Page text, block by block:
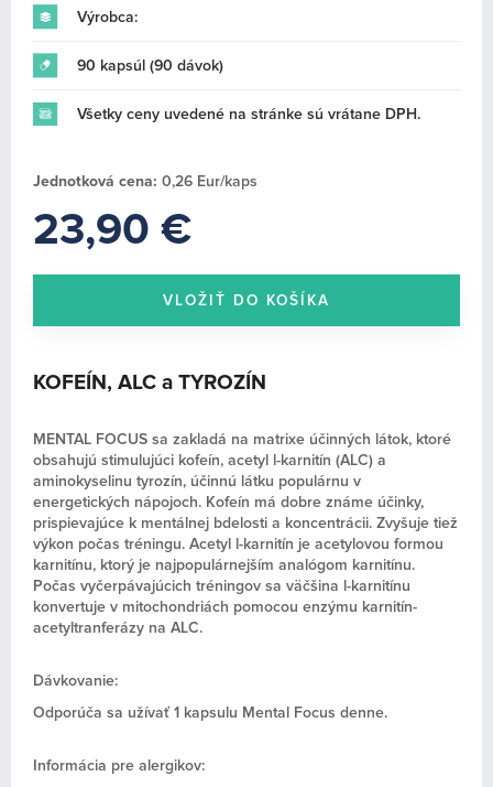
FULL FORCE NUTRITION (0)
ŠPORTOVÉ OBLEČENIE A DOPLNKY (19)
Výrobca:
90 kapsúl (90 dávok)
Všetky ceny uvedené na stránke sú vrátane DPH.
Jednotková cena: 0,26 Eur/kaps
23,90 €
KOFEÍN, ALC a TYROZÍN
MENTAL FOCUS sa zakladá na matrixe účinných látok, ktoré
obsahujú stimulujúci kofeín, acetyl l-karnitín (ALC) a
aminokyselinu tyrozín, účinnú látku populárnu v
energetických nápojoch. Kofeín má dobre známe účinky,
prispievajúce k mentálnej bdelosti a koncentrácii. Zvyšuje tiež
výkon počas tréningu. Acetyl l-karnitín je acetylovou formou
karnitínu, ktorý je najpopulárnejším analógom karnitínu.
Počas vyčerpávajúcich tréningov sa väčšina l-karnitínu
konvertuje v mitochondriách pomocou enzýmu karnitín-
acetyltranferázy na ALC.
Dávkovanie:
Odporúča sa užívať 1 kapsulu Mental Focus denne.
Informácia pre alergikov: